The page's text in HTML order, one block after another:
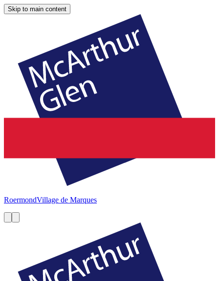
Skip to main content
RoermondVillage de Marques